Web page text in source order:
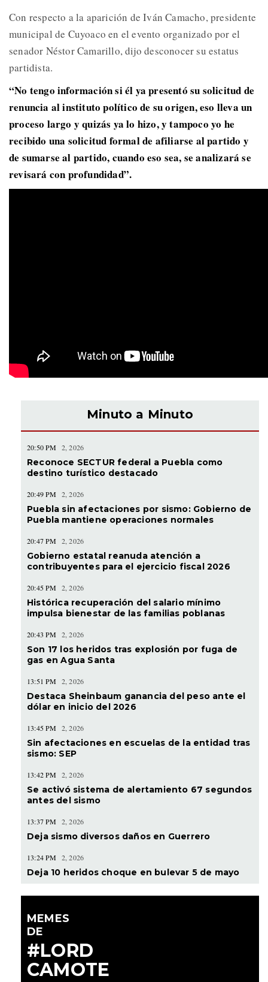
Con respecto a la aparición de Iván Camacho, presidente
municipal de Cuyoaco en el evento organizado por el
senador Néstor Camarillo, dijo desconocer su estatus
partidista.
“No tengo información si él ya presentó su solicitud de
renuncia al instituto político de su origen, eso lleva un
proceso largo y quizás ya lo hizo, y tampoco yo he
recibido una solicitud formal de afiliarse al partido y
de sumarse al partido, cuando eso sea, se analizará se
revisará con profundidad”.
Minuto a Minuto
20:50 PM 2, 2026
Reconoce SECTUR federal a Puebla como
destino turístico destacado
20:49 PM 2, 2026
Puebla sin afectaciones por sismo: Gobierno de
Puebla mantiene operaciones normales
20:47 PM 2, 2026
Gobierno estatal reanuda atención a
contribuyentes para el ejercicio fiscal 2026
20:45 PM 2, 2026
Histórica recuperación del salario mínimo
impulsa bienestar de las familias poblanas
20:43 PM 2, 2026
Son 17 los heridos tras explosión por fuga de
gas en Agua Santa
13:51 PM 2, 2026
Destaca Sheinbaum ganancia del peso ante el
dólar en inicio del 2026
13:45 PM 2, 2026
Sin afectaciones en escuelas de la entidad tras
sismo: SEP
13:42 PM 2, 2026
Se activó sistema de alertamiento 67 segundos
antes del sismo
13:37 PM 2, 2026
Deja sismo diversos daños en Guerrero
13:24 PM 2, 2026
Deja 10 heridos choque en bulevar 5 de mayo
MEMES
DE
#LORD
CAMOTE